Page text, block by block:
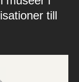
till